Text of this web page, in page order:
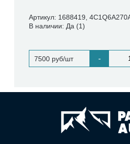
Артикул: 1688419,
В наличии: Да (1)
7500 руб/шт -